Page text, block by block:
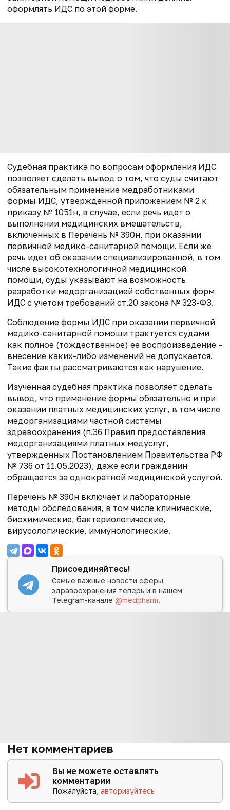
оформлять ИДС по этой форме.
Судебная практика по вопросам оформления ИДС
позволяет сделать вывод о том, что суды считают
обязательным применение медработниками
формы ИДС, утвержденной приложением № 2 к
приказу № 1051н, в случае, если речь идет о
выполнении медицинских вмешательств,
включенных в Перечень № 390н, при оказании
первичной медико-санитарной помощи. Если же
речь идет об оказании специализированной, в том
числе высокотехнологичной медицинской
помощи, суды указывают на возможность
разработки медорганизацией собственных форм
ИДС с учетом требований ст.20 закона № 323-ФЗ.
Соблюдение формы ИДС при оказании первичной
медико-санитарной помощи трактуется судами
как полное (тождественное) ее воспроизведение –
внесение каких-либо изменений не допускается.
Такие факты рассматриваются как нарушение.
Изученная судебная практика позволяет сделать
вывод, что применение формы обязательно и при
оказании платных медицинских услуг, в том числе
медорганизациями частной системы
здравоохранения (п.36 Правил предоставления
медорганизациями платных медуслуг,
утвержденных Постановлением Правительства РФ
№ 736 от 11.05.2023), даже если гражданин
обращается за однократной медицинской услугой.
Перечень № 390н включает и лабораторные
методы обследования, в том числе клинические,
биохимические, бактериологические,
вирусологические, иммунологические.
Присоединяйтесь!
Самые важные новости сферы
здравоохранения теперь и в нашем
Telegram-канале@medpharm.
Нет комментариев
Вы не можете оставлять
комментарии
Пожалуйста,авторизуйтесь